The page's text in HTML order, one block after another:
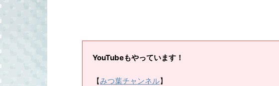
YouTubeもやっています！
【みつ葉チャンネル】